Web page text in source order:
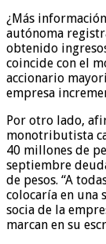
¿Más
autónoma
obtenido
coincide con el
accionario
empresa
Por otro lado,
monotributista
40 millones de
septiembre
de pesos. “A
colocaría en una
socia de la
marcan en su